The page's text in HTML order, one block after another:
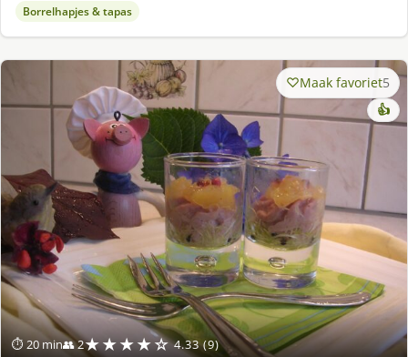
Borrelhapjes & tapas
⏱ 20 min👥 2★★★★☆ 4.33 (9)
Maak favoriet5
👍